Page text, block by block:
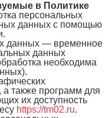
в Политике
персональных
данных с помощью
данных — временное
данных
необходима
также программ для
их доступность
https://tm02.ru.